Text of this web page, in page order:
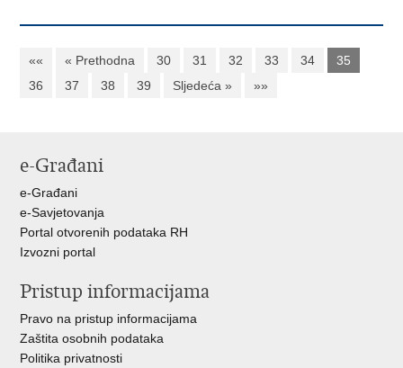
«« « Prethodna 30 31 32 33 34
35
36
37 38 39 Sljedeća » »»
e-Građani
e-Građani
e-Savjetovanja
Portal otvorenih podataka RH
Izvozni portal
Pristup informacijama
Pravo na pristup informacijama
Zaštita osobnih podataka
Politika privatnosti